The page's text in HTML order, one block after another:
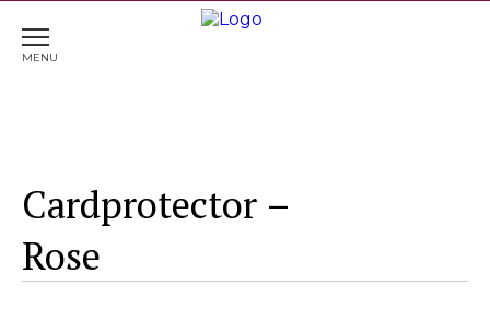
Home > Cardprotector – Rose
Cardprotector –
Rose